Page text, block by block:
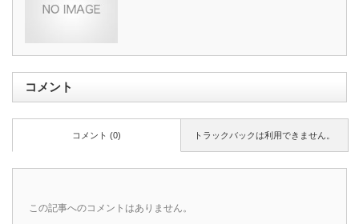
コメント
トラックバックは利用できません。
コメント (0)
この記事へのコメントはありません。